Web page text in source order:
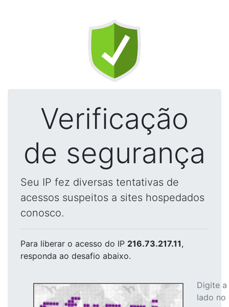
Verificação
de segurança
Seu IP fez diversas tentativas de
acessos suspeitos a sites hospedados
conosco.
Para liberar o acesso do IP 216.73.217.11,
responda ao desafio abaixo.
Digite
lado no